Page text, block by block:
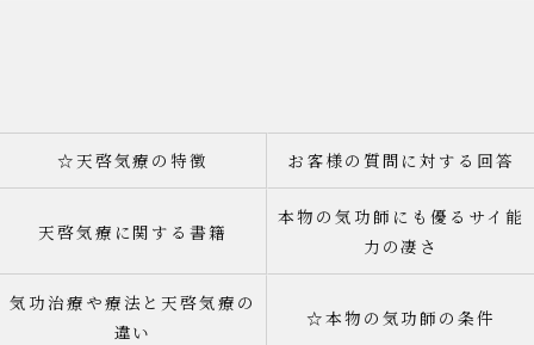
☆天啓気療の特徴 お客様の質問に対する回答
天啓気療に関する書籍
本物の気功師にも優るサイ能
力の凄さ
気功治療や療法と天啓気療の
違い
☆本物の気功師の条件